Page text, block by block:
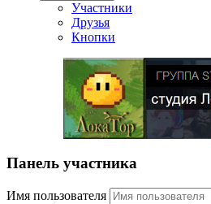
Участники
Друзья
Кнопки
Панель участника
Имя пользователя